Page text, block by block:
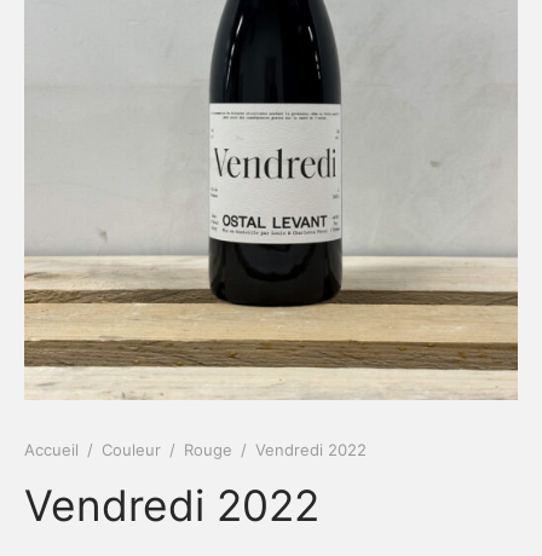
Accueil / Couleur / Rouge / Vendredi 2022
Vendredi 2022